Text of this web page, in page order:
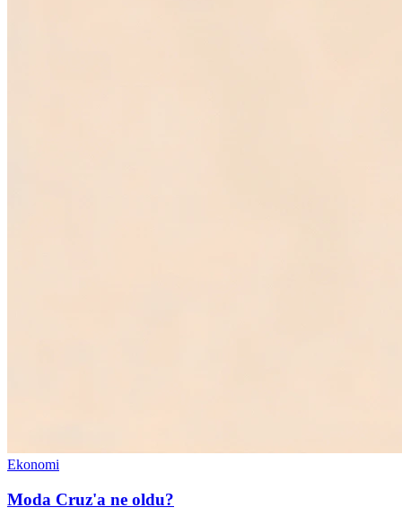
Ekonomi
Moda Cruz'a ne oldu?